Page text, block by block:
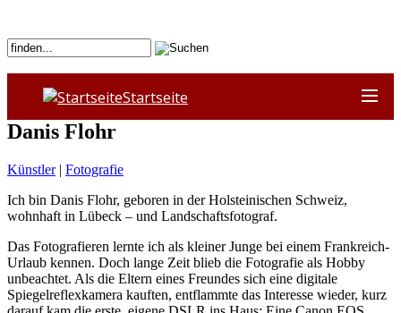
Startseite
Danis Flohr
Künstler| Fotografie
Ich bin Danis Flohr, geboren in der Holsteinischen Schweiz,
wohnhaft in Lübeck – und Landschaftsfotograf.
Das Fotografieren lernte ich als kleiner Junge bei einem Frankreich-
Urlaub kennen. Doch lange Zeit blieb die Fotografie als Hobby
unbeachtet. Als die Eltern eines Freundes sich eine digitale
Spiegelreflexkamera kauften, entflammte das Interesse wieder, kurz